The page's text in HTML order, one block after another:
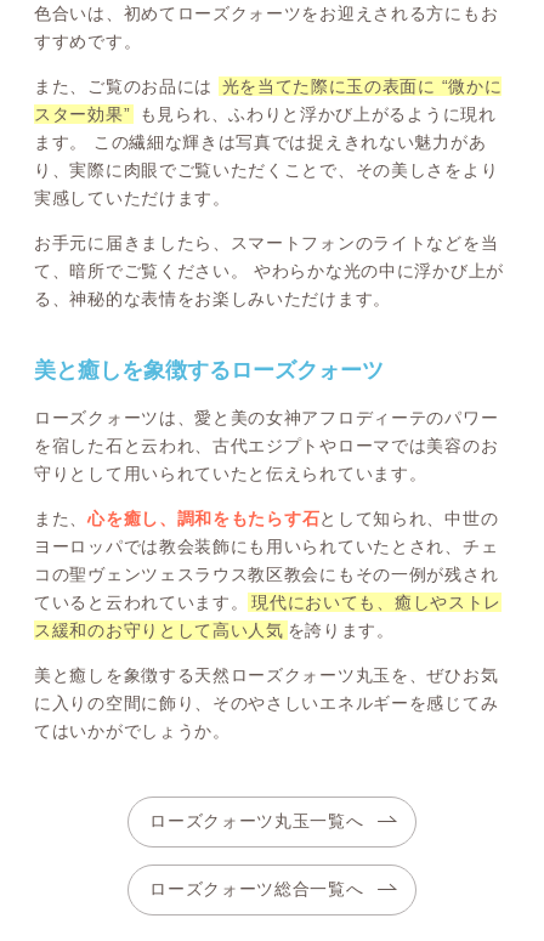
色合いは、初めてローズクォーツをお迎えされる方にもお
すすめです。
また、ご覧のお品には
光を当てた際に玉の表面に “微かに
スター効果”
も見られ、ふわりと浮かび上がるように現れ
ます。 この繊細な輝きは写真では捉えきれない魅力があ
り、実際に肉眼でご覧いただくことで、その美しさをより
実感していただけます。
お手元に届きましたら、スマートフォンのライトなどを当
て、暗所でご覧ください。 やわらかな光の中に浮かび上が
る、神秘的な表情をお楽しみいただけます。
美と癒しを象徴するローズクォーツ
ローズクォーツは、愛と美の女神アフロディーテのパワー
を宿した石と云われ、古代エジプトやローマでは美容のお
守りとして用いられていたと伝えられています。
また、心を癒し、調和をもたらす石として知られ、中世の
ヨーロッパでは教会装飾にも用いられていたとされ、チェ
コの聖ヴェンツェスラウス教区教会にもその一例が残され
ていると云われています。
現代においても、癒しやストレ
ス緩和のお守りとして高い人気 を誇ります。
美と癒しを象徴する天然ローズクォーツ丸玉を、ぜひお気
に入りの空間に飾り、そのやさしいエネルギーを感じてみ
てはいかがでしょうか。
ローズクォーツ丸玉一覧へ
ローズクォーツ総合一覧へ